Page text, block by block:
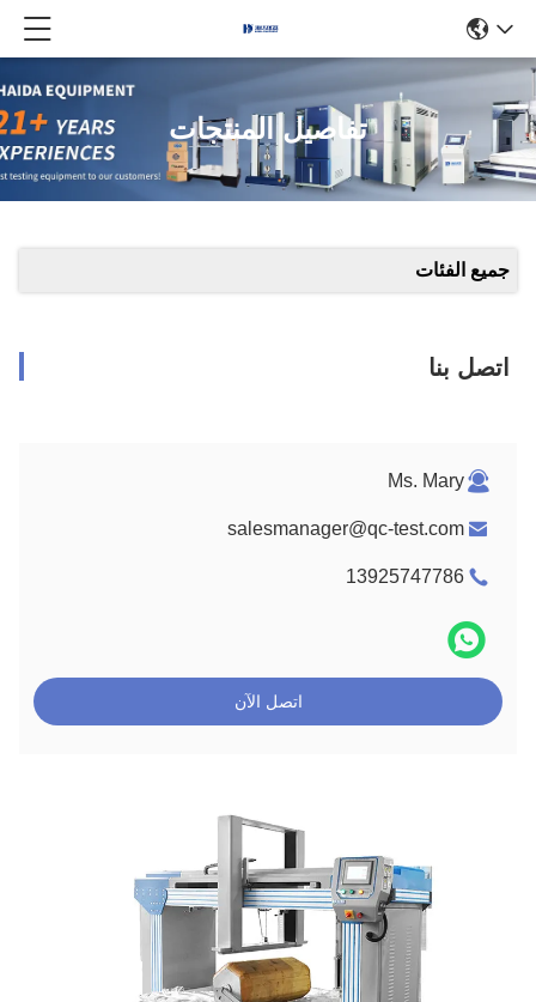
تفاصيل المنتجات
جميع الفئات
اتصل بنا
Ms. Mary
salesmanager@qc-test.com
13925747786
اتصل الآن